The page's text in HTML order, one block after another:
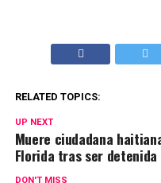
RELATED TOPICS:
UP NEXT
Muere ciudadana
Florida tras ser
DON'T MISS